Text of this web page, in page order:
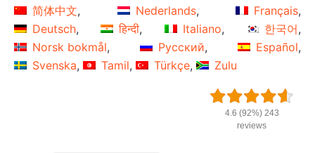
简体中文
Nederlands
Français
Deutsch
हिन्दी Italiano
한국어
Norsk bokmål
Русский
Español
Svenska
Tamil Türkçe Zulu
4.6 (92%) 243
reviews